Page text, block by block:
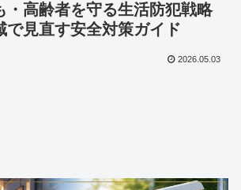
・高齢者を守る生活防犯戦略
で見直す安全対策ガイド
2026.05.03